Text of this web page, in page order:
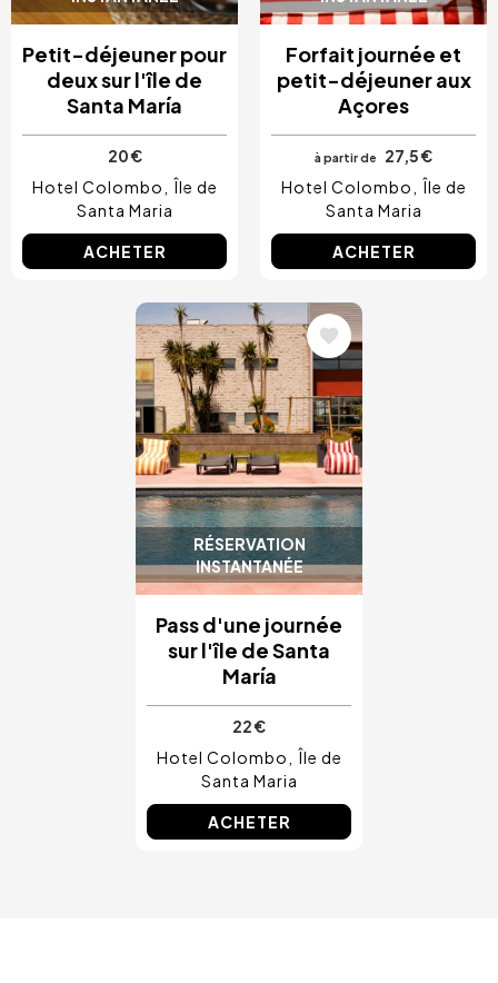
Petit-déjeuner pour
deux sur l'île de
Santa María
20 €
Hotel Colombo
Île de
Santa Maria
ACHETER
Forfait journée et
petit-déjeuner aux
Açores
à partir de
27,5 €
Hotel Colombo
Île de
Santa Maria
ACHETER
RÉSERVATION
INSTANTANÉE
Image
Pass d'une journée
sur l'île de Santa
María
22 €
Hotel Colombo
Île de
Santa Maria
ACHETER